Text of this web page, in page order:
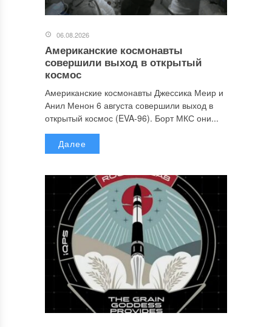
06.08.2026
Американские космонавты
совершили выход в открытый
космос
Американские космонавты Джессика Меир и
Анил Менон 6 августа совершили выход в
открытый космос (EVA-96). Борт МКС они...
Далее